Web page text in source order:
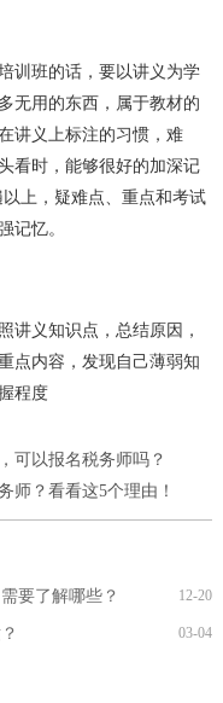
班的话，要以讲义为学
无用的东西，属于教材的
讲义上标注的习惯，难
看时，能够很好的加深记
上，疑难点、重点和考试
记忆。
义知识点，总结原因，
点内容，发现自己薄弱知
程度
可以报名税务师吗？
师？看看这5个理由！
要了解哪些？ 12-20
03-04